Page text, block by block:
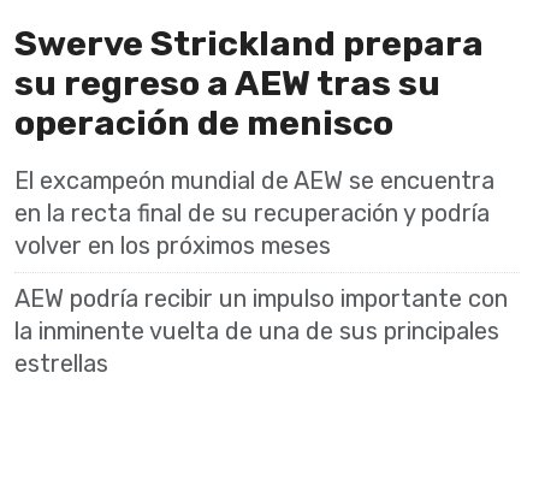
Swerve Strickland prepara
su regreso a AEW tras su
operación de menisco
El excampeón mundial de AEW se encuentra
en la recta final de su recuperación y podría
volver en los próximos meses
AEW podría recibir un impulso importante con
la inminente vuelta de una de sus principales
estrellas